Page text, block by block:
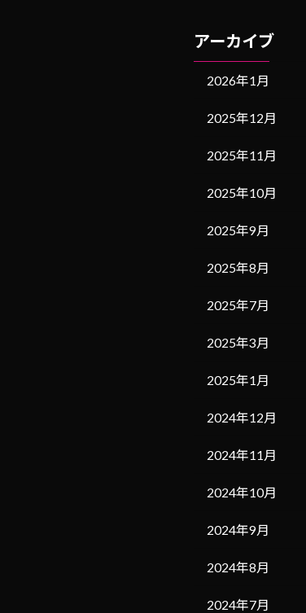
アーカイブ
2026年1月
2025年12月
2025年11月
2025年10月
2025年9月
2025年8月
2025年7月
2025年3月
2025年1月
2024年12月
2024年11月
2024年10月
2024年9月
2024年8月
2024年7月